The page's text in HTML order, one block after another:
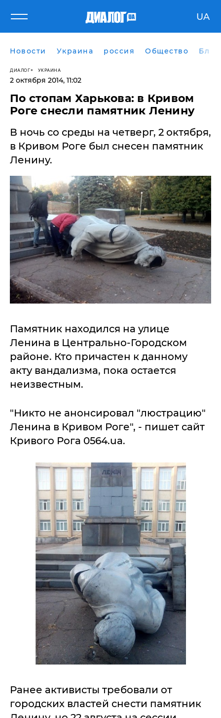
UA
Новости Украина россия Общество
ДИАЛОГ УКРАИНА
2 октября 2014, 11:02
По стопам Харькова: в Кривом
Роге снесли памятник Ленину
В ночь со среды на четверг, 2 октября,
в Кривом Роге был снесен памятник
Ленину.
Памятник находился на улице
Ленина в Центрально-Городском
районе. Кто причастен к данному
акту вандализма, пока остается
неизвестным.
"Никто не анонсировал "люстрацию"
Ленина в Кривом Роге", - пишет сайт
Кривого Рога 0564.ua.
Ранее активисты требовали от
городских властей снести памятник